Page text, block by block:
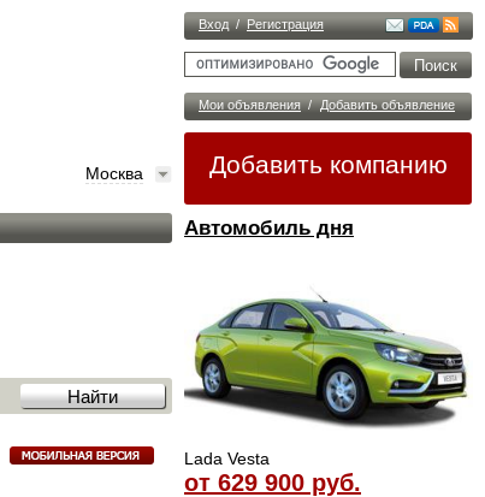
Вход / Регистрация
Мои объявления / Добавить объявление
Добавить компанию
Автомобиль дня
Lada Vesta
от 629 900 руб.
Москва